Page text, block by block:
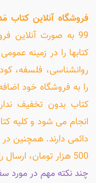
فروشگاه آنلاین
99 به صورت
کتابها را در زمینه
روانشناسی، فلسفه،
را به فروشگاه خود
کتاب بدون تخفیف
دائمی دارند. همچنین
500 هزار تومان، ارسال رایگان هست...
چند نکته مهم در مورد